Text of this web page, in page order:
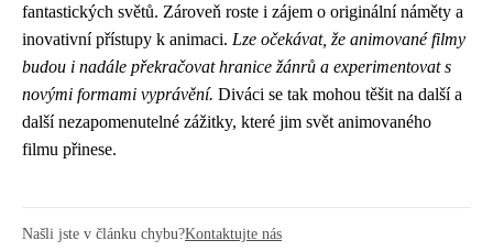
fantastických světů. Zároveň roste i zájem o originální náměty a
inovativní přístupy k animaci. Lze očekávat, že animované filmy
budou i nadále překračovat hranice žánrů a experimentovat s
novými formami vyprávění. Diváci se tak mohou těšit na další a
další nezapomenutelné zážitky, které jim svět animovaného
filmu přinese.
Našli jste v článku chybu?Kontaktujte nás